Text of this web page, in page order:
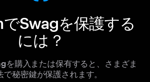
Swagを保護する
には？
を購入または保有すると、さまざま
で秘密鍵が保護されます。